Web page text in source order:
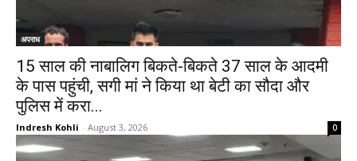
अपराध
15 साल की नाबालिग बिकते-बिकते 37 साल के आदमी
के पास पहुंची, सगी मां ने किया था बेटी का सौदा और
पुलिस में करा...
Indresh Kohli - August 3, 2026 0